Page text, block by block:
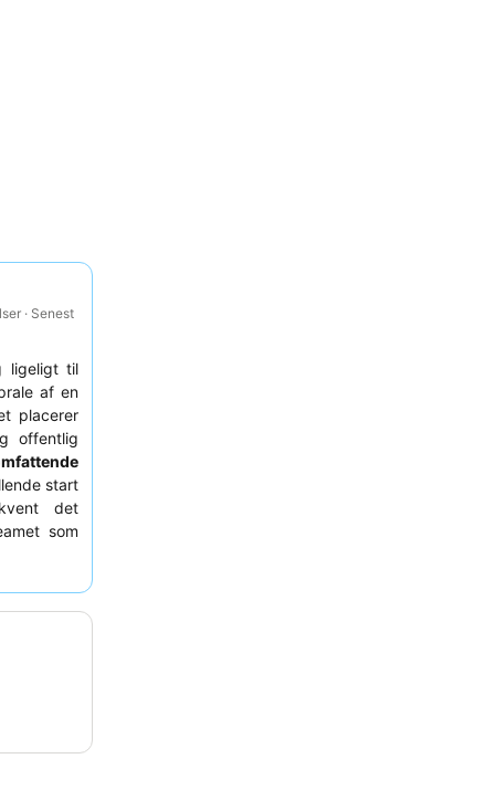
· Senest
ligeligt til
af en
placerer
offentlig
start
det
som
for